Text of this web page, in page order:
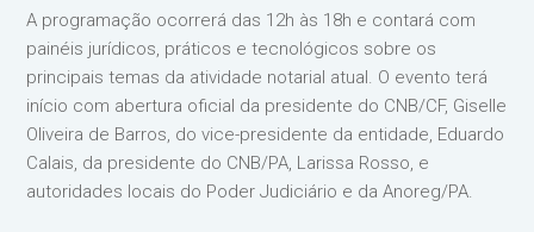
A programação ocorrerá das 12h às 18h e contará com
painéis jurídicos, práticos e tecnológicos sobre os
principais temas da atividade notarial atual. O evento terá
início com abertura oficial da presidente do CNB/CF, Giselle
Oliveira de Barros, do vice-presidente da entidade, Eduardo
Calais, da presidente do CNB/PA, Larissa Rosso, e
autoridades locais do Poder Judiciário e da Anoreg/PA.